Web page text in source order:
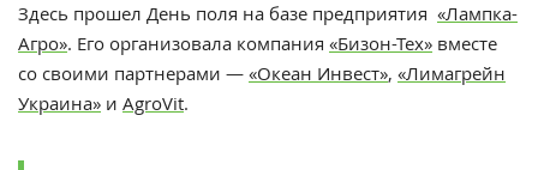
Здесь прошел День поля на базе предприятия «Лампка-
Агро». Его организовала компания «Бизон-Тех» вместе
со своими партнерами — «Океан Инвест», «Лимагрейн
Украина» и AgroVit.